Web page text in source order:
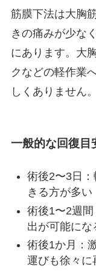
筋膜下法は大胸
きの痛みが少な
にあります。大
クなどの軽作業
しくありません。
一般的な回復目
術後2〜3日
きる方が多い
術後1〜2週
出が可能にな
術後1か月：
運びも徐々に